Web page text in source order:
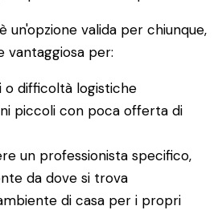
un'opzione valida per chiunque,
per:
o difficoltà logistiche
piccoli con poca offerta di
un professionista specifico,
da dove si trova
di casa per i propri